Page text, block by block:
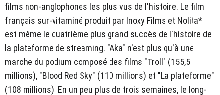
films non-anglophones les plus vus de l'histoire. Le film
français sur-vitaminé produit par Inoxy Films et Nolita*
est même le quatrième plus grand succès de l'histoire de
la plateforme de streaming. "Aka" n'est plus qu'à une
marche du podium composé des films "Troll" (155,5
millions), "Blood Red Sky" (110 millions) et "La plateforme"
(108 millions). En un peu plus de trois semaines, le long-